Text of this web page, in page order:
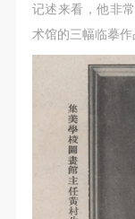
记述来看，他非
术馆的三幅临摹作